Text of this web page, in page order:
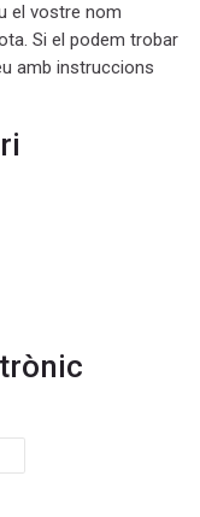
el vostre nom
Si el podem trobar
amb instruccions